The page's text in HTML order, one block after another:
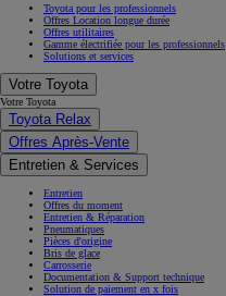
Toyota pour les professionnels
Offres Location longue durée
Offres utilitaires
Gamme électrifiée pour les professionnels
Solutions et services
Votre Toyota
Votre Toyota
Toyota Relax
Offres Après-Vente
Entretien & Services
Entretien
Offres du moment
Entretien & Réparation
Pneumatiques
Pièces d'origine
Bris de glace
Carrosserie
Documentation & Support technique
Solution de paiement en x fois